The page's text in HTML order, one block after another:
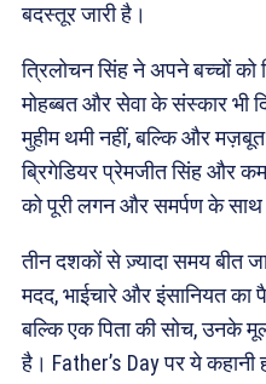
बदस्तूर जारी है।
त्रिलोचन सिंह ने अपने बच्चों को
मोहब्बत और सेवा के संस्कार भी
मुहीम थमी नहीं, बल्कि और
ब्रिगेडियर प्रेमजीत सिंह और
को पूरी लगन और समर्पण के
तीन दशकों से ज़्यादा समय बीत
मदद, भाईचारे और इंसानियत का
बल्कि एक पिता की सोच, उनके
है। Father’s Day पर ये कहानी